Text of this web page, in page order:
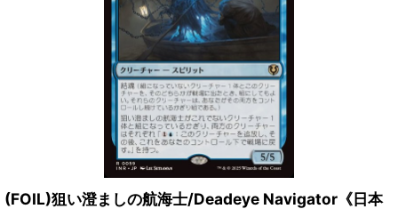
(FOIL)狙い澄ましの航海士/Deadeye Navigator《日本